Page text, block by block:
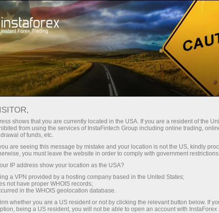
ইন্সটাফরেক্স সম্পর্কে
ইন্সটাফরেক্স ২০২২: কিভাবে বৈশ্বিক বিপর্যয়
সত্ত্বেও সাফল্য এবং যৌথ বিজয় অর্জন করা
যায়
shows that you are currently located in the USA. If you are a resident of the
from using the services of InstaFintech Group including online trading,
of funds, etc.
are seeing this message by mistake and your location is not the US, kindly
you must leave the website in order to comply with government
IP address show your location as the USA?
a VPN provided by a hosting company based in the United States;
not have proper WHOIS records;
in the WHOIS geolocation database.
whether you are a US resident or not by clicking the relevant button below. If
being a US resident, you will not be able to open an account with InstaForex